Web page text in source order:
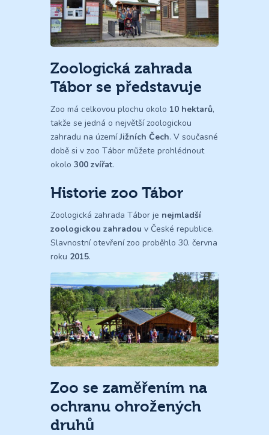
Zoologická zahrada
Tábor se představuje
Zoo má celkovou plochu okolo 10 hektarů,
takže se jedná o největší zoologickou
zahradu na územíJižních Čech. V současné
době si v zoo Tábor můžete prohlédnout
okolo 300 zvířat.
Historie zoo Tábor
Zoologická zahrada Tábor je nejmladší
zoologickou zahradou v České republice.
Slavnostní otevření zoo proběhlo 30. června
roku 2015.
Zoo se zaměřením na
ochranu ohrožených
druhů